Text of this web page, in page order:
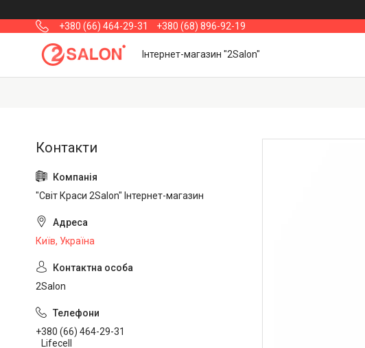
+380 (66) 464-29-31 +380 (68) 896-92-19
Інтернет-магазин "2Salon"
"Світ Краси 2Salon" Інтернет-магазин
Київ, Україна
2Salon
+380 (66) 464-29-31
Lifecell